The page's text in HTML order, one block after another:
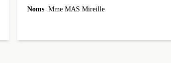
Noms Mme MAS Mireille